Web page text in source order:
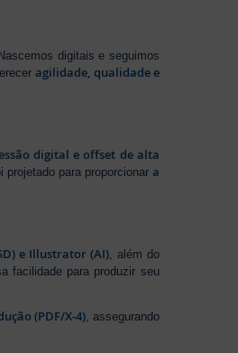
digitais e seguimos
agilidade, qualidade e
digital e offset de alta
projetado para proporcionar a
e Illustrator (AI), além do
facilidade para produzir seu
(PDF/X-4), assegurando